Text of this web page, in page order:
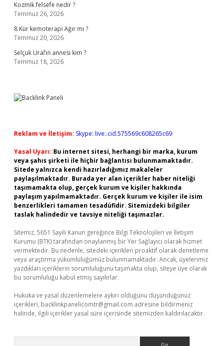
Kozmik felsefe nedir ?
Temmuz 26, 2026
8 Kür kemoterapi Ağır mı ?
Temmuz 20, 2026
Selçuk Ural’ın annesi kim ?
Temmuz 18, 2026
Reklam ve İletişim: Skype: live:.cid.575569c608265c69
Yasal Uyarı: Bu internet sitesi, herhangi bir marka, kurum
veya şahıs şirketi ile hiçbir bağlantısı bulunmamaktadır.
Sitede yalnızca kendi hazırladığımız makaleler
paylaşılmaktadır. Burada yer alan içerikler haber niteliği
taşımamakta olup, gerçek kurum ve kişiler hakkında
paylaşım yapılmamaktadır. Gerçek kurum ve kişiler ile isim
benzerlikleri tamamen tesadüfidir. Sitemizdeki bilgiler
taslak halindedir ve tavsiye niteliği taşımazlar.
Sitemiz, 5651 Sayılı Kanun gereğince Bilgi Teknolojileri ve İletişim
Kurumu (BTK) tarafından onaylanmış bir Yer Sağlayıcı olarak hizmet
vermektedir. Bu nedenle, sitedeki içerikleri proaktif olarak denetleme
veya araştırma yükümlülüğümüz bulunmamaktadır. Ancak, üyelerimiz
yazdıkları içeriklerin sorumluluğunu taşımakta olup, siteye üye olarak
bu sorumluluğu kabul etmiş sayılırlar.
Hukuka ve yasal düzenlemelere aykırı olduğunu düşündüğünüz
içerikleri, backlinkpanelicomtr@gmail.com adresine bildirmeniz
halinde, ilgili içerikler yasal süre içerisinde sitemizden kaldırılacaktır.